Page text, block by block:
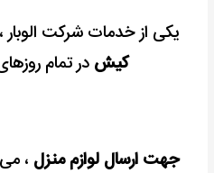
یکی از خدمات شرکت الوبار ،
کیش در تمام
جهت ارسال لوازم منزل ،